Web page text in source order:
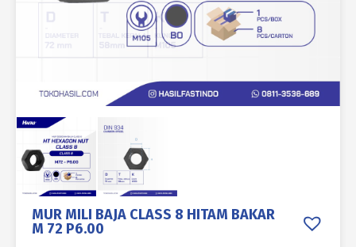
MUR MILI BAJA CLASS 8 HITAM BAKAR
M 72 P6.00